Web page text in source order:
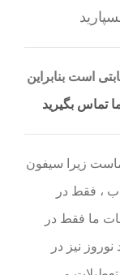
است بنابراین
تماس بگیرید
خدمت شماست زیرا سیفون
، فقط در
ما فقط در
نیز در